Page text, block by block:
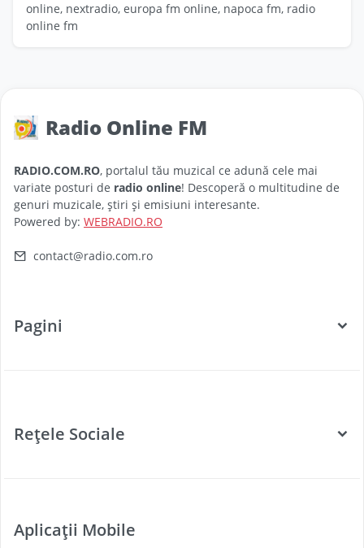
online, nextradio, europa fm online, napoca fm, radio
online fm
Radio Online FM
RADIO.COM.RO, portalul tău muzical ce adună cele mai
variate posturi de radio online! Descoperă o multitudine de
genuri muzicale, știri și emisiuni interesante.
Powered by: WEBRADIO.RO
contact@radio.com.ro
Pagini
Țări
Rețele Sociale
Aplicații Mobile